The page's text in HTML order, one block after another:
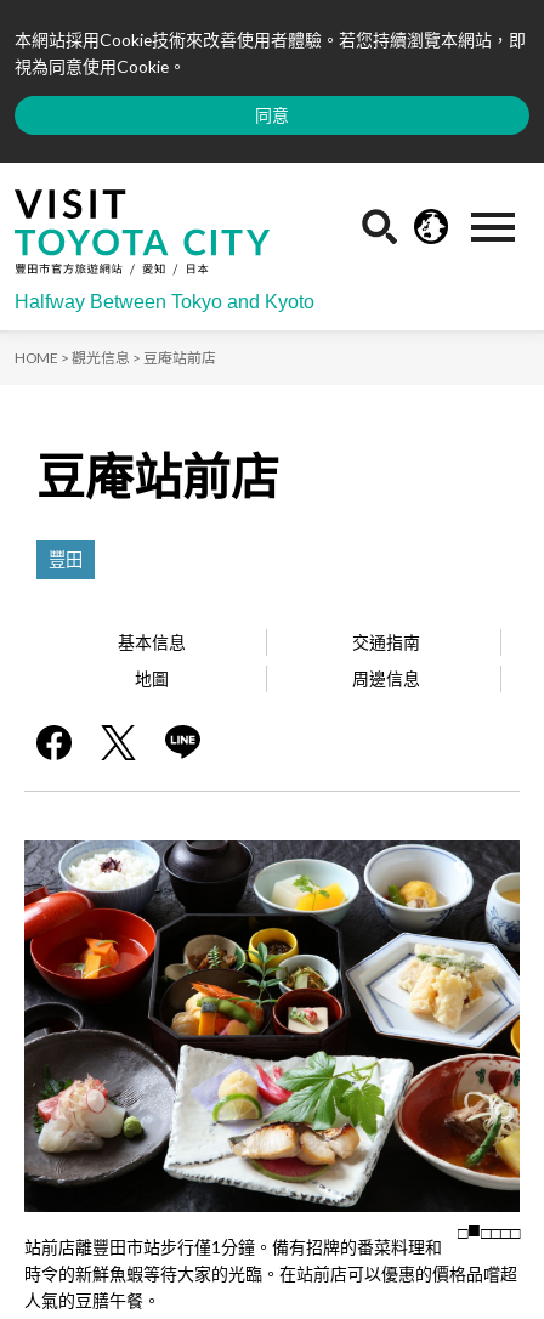
本網站採用Cookie技術來改善使用者體驗。若您持續瀏覽本網站，即
視為同意使用Cookie。
同意
Halfway Between Tokyo and Kyoto
HOME > 觀光信息 > 豆庵站前店
豆庵站前店
豐田
基本信息
交通指南
地圖
周邊信息
□ □□□□
站前店離豐田市站步行僅1分鐘。備有招牌的番菜料理和
時令的新鮮魚蝦等待大家的光臨。在站前店可以優惠的價格品嚐超
人氣的豆膳午餐。